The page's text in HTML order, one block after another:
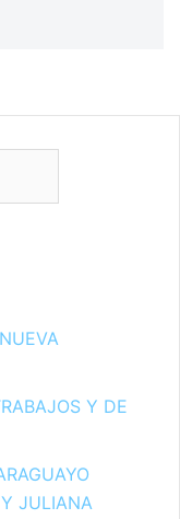
Y DE
JULIANA